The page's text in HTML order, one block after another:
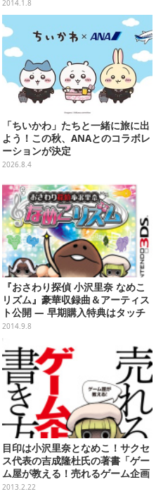
2014.1.8
「ちいかわ」たちと一緒に旅に出
よう！この秋、ANAとのコラボレ
ーションが決定
2026.8.4
『おさわり探偵 小沢里奈 なめこ
リズム』豪華収録曲＆アーティス
ト公開 ― 早期購入特典はタッチ
ペン＆クリーナー
2014.9.8
目印は小沢里奈となめこ！サクセ
ス代表の吉成隆杜氏の著書「ゲー
ム屋が教える！売れるゲーム企画
書の書き方」発売
2013.2.22